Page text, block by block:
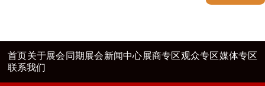
首页关于展会 同期展会新闻中心展商专区观众专区媒体专区
联系我们